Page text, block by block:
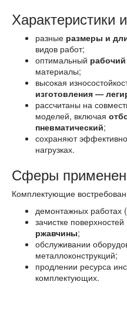
Характеристики
разные размеры и
видов работ;
оптимальный
материалы;
высокая
изготовления —
рассчитаны на
моделей, включая
пневматический;
сохраняют
нагрузках.
Сферы
Комплектующие
демонтажных работах
зачистке поверхностей
ржавчины;
обслуживании
металлоконструкций;
продлении ресурса
комплектующих.